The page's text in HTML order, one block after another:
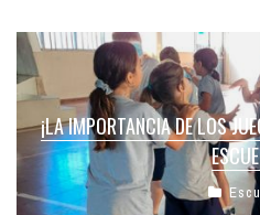
¡LA IMPORTANCIA DE LOS